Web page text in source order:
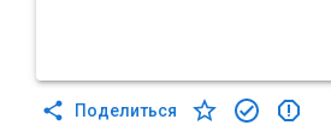
Поделиться